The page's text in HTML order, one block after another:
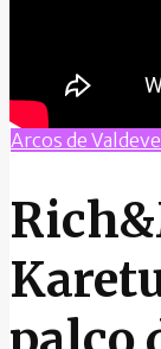
Arcos de